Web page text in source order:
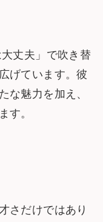
丈夫」で吹き替
げています。彼
な魅力を加え、
す。
さだけではあり